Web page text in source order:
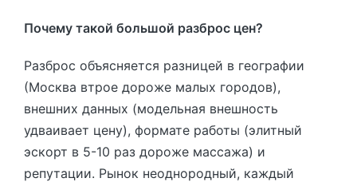
Почему такой большой разброс цен?
Разброс объясняется разницей в географии
(Москва втрое дороже малых городов),
внешних данных (модельная внешность
удваивает цену), формате работы (элитный
эскорт в 5-10 раз дороже массажа) и
репутации. Рынок неоднородный, каждый